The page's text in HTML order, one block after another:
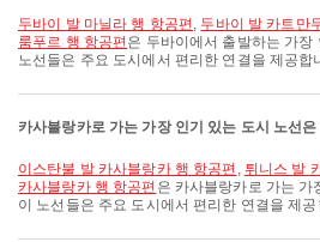
두바이 발 마닐라 행 항공편 , 두바이 발 카트만
룸푸르 행 항공편 은 두바이에서 출발하는 가장
노선들은 주요 도시에서 편리한 연결을 제공합
카사블랑카로 가는 가장 인기 있는 도시 노선
이스탄불 발 카사블랑카 행 항공편 , 튀니스 발
카사블랑카 행 항공편 은 카사블랑카로 가는
이 노선들은 주요 도시에서 편리한 연결을 제